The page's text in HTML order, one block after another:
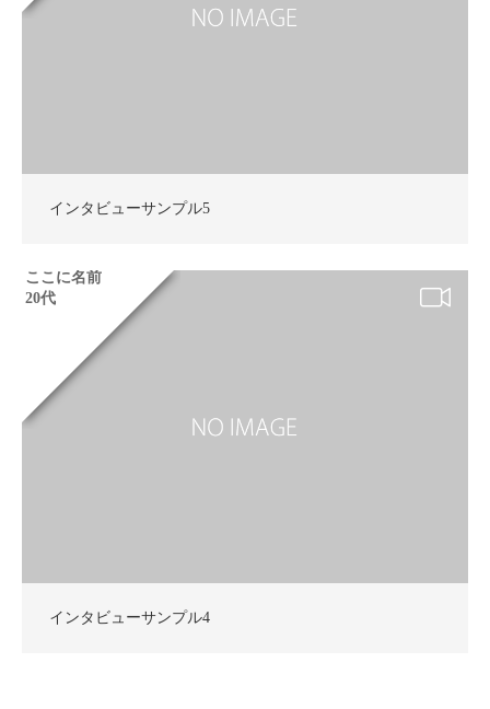
インタビューサンプル5
ここに名前
20代
インタビューサンプル4